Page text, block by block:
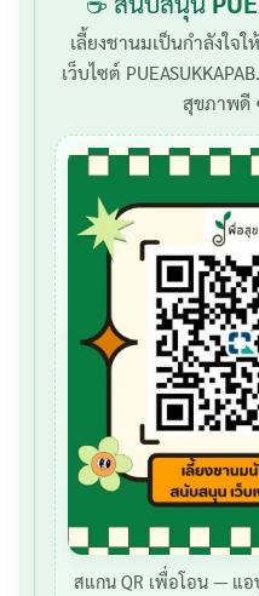
เลี้ยงชานมเป็นกำลังใ
เว็บไซต์
สุขภาพดี
สแกน QR เพื่อโอน — แ